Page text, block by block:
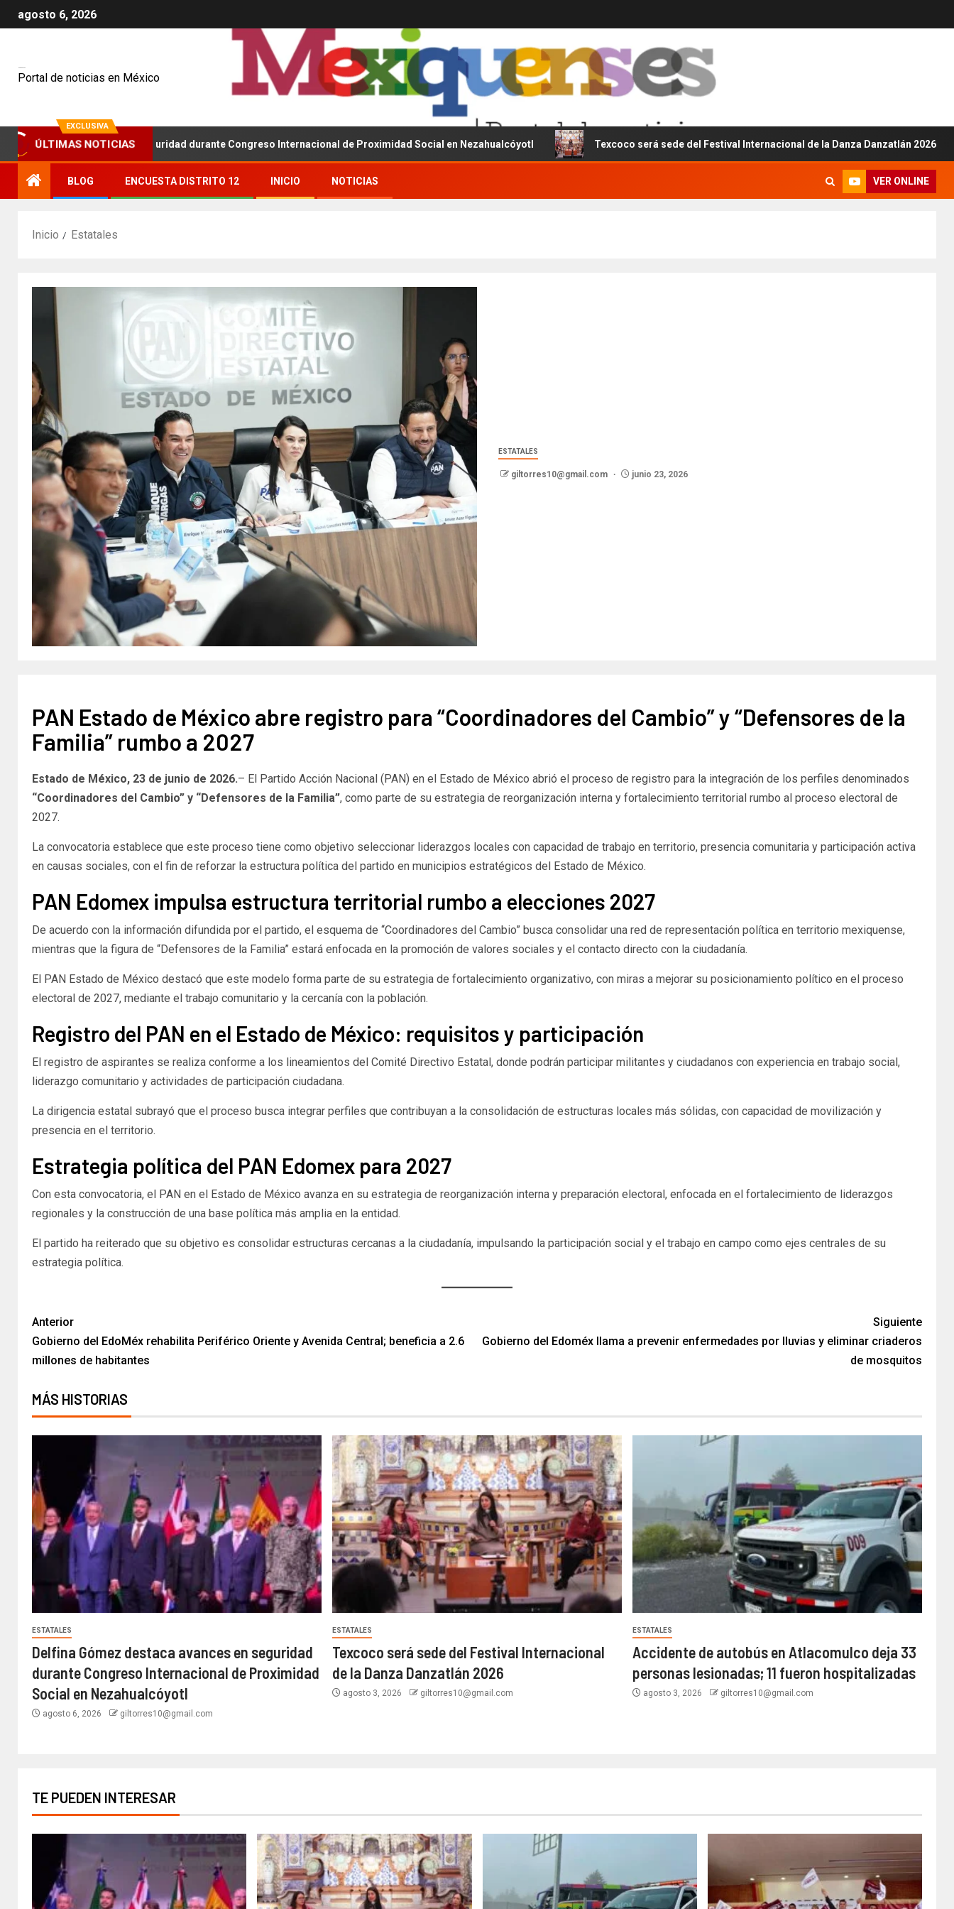
agosto 6, 2026
Portal de noticias en México
EXCLUSIVA
ÚLTIMAS NOTICIAS
avances en seguridad durante Congreso Internacional de Proximidad Social en Nezahualcóyotl Texcoco será sede del Festival Internacional de la Danza Danzatlán 2026
BLOG ENCUESTA DISTRITO 12 INICIO NOTICIAS VER ONLINE
Inicio Estatales
ESTATALES
giltorres10@gmail.com junio 23, 2026
PAN Estado de México abre registro para “Coordinadores del Cambio” y “Defensores de la
Familia” rumbo a 2027
Estado de México, 23 de junio de 2026.– El Partido Acción Nacional (PAN) en el Estado de México abrió el proceso de registro para la integración de los perfiles denominados
“Coordinadores del Cambio” y “Defensores de la Familia”, como parte de su estrategia de reorganización interna y fortalecimiento territorial rumbo al proceso electoral de
2027.
La convocatoria establece que este proceso tiene como objetivo seleccionar liderazgos locales con capacidad de trabajo en territorio, presencia comunitaria y participación activa
en causas sociales, con el fin de reforzar la estructura política del partido en municipios estratégicos del Estado de México.
PAN Edomex impulsa estructura territorial rumbo a elecciones 2027
De acuerdo con la información difundida por el partido, el esquema de “Coordinadores del Cambio” busca consolidar una red de representación política en territorio mexiquense,
mientras que la figura de “Defensores de la Familia” estará enfocada en la promoción de valores sociales y el contacto directo con la ciudadanía.
El PAN Estado de México destacó que este modelo forma parte de su estrategia de fortalecimiento organizativo, con miras a mejorar su posicionamiento político en el proceso
electoral de 2027, mediante el trabajo comunitario y la cercanía con la población.
Registro del PAN en el Estado de México: requisitos y participación
El registro de aspirantes se realiza conforme a los lineamientos del Comité Directivo Estatal, donde podrán participar militantes y ciudadanos con experiencia en trabajo social,
liderazgo comunitario y actividades de participación ciudadana.
La dirigencia estatal subrayó que el proceso busca integrar perfiles que contribuyan a la consolidación de estructuras locales más sólidas, con capacidad de movilización y
presencia en el territorio.
Estrategia política del PAN Edomex para 2027
Con esta convocatoria, el PAN en el Estado de México avanza en su estrategia de reorganización interna y preparación electoral, enfocada en el fortalecimiento de liderazgos
regionales y la construcción de una base política más amplia en la entidad.
El partido ha reiterado que su objetivo es consolidar estructuras cercanas a la ciudadanía, impulsando la participación social y el trabajo en campo como ejes centrales de su
estrategia política.
Anterior
Gobierno del EdoMéx rehabilita Periférico Oriente y Avenida Central; beneficia a 2.6
millones de habitantes
Siguiente
Gobierno del Edoméx llama a prevenir enfermedades por lluvias y eliminar criaderos
de mosquitos
MÁS HISTORIAS
ESTATALES
Delfina Gómez destaca avances en seguridad
durante Congreso Internacional de Proximidad
Social en Nezahualcóyotl
agosto 6, 2026 giltorres10@gmail.com
ESTATALES
Texcoco será sede del Festival Internacional
de la Danza Danzatlán 2026
agosto 3, 2026 giltorres10@gmail.com
ESTATALES
Accidente de autobús en Atlacomulco deja 33
personas lesionadas; 11 fueron hospitalizadas
agosto 3, 2026 giltorres10@gmail.com
TE PUEDEN INTERESAR